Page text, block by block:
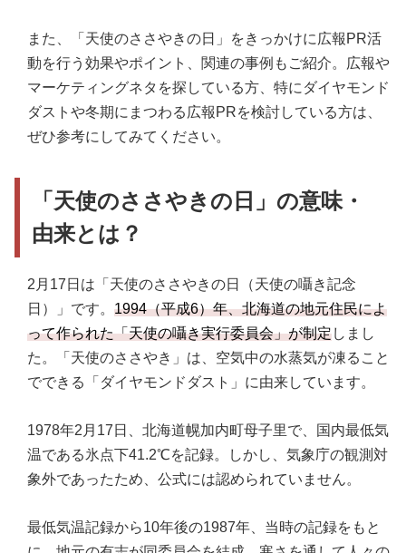
また、「天使のささやきの日」をきっかけに広報PR活
動を行う効果やポイント、関連の事例もご紹介。広報や
マーケティングネタを探している方、特にダイヤモンド
ダストや冬期にまつわる広報PRを検討している方は、
ぜひ参考にしてみてください。
「天使のささやきの日」の意味・
由来とは？
2月17日は「天使のささやきの日（天使の囁き記念
日）」です。 1994（平成6）年、北海道の地元住民によ
って作られた「天使の囁き実行委員会」が制定しまし
た。「天使のささやき」は、空気中の水蒸気が凍ること
でできる「ダイヤモンドダスト」に由来しています。
1978年2月17日、北海道幌加内町母子里で、国内最低気
温である氷点下41.2℃を記録。しかし、気象庁の観測対
象外であったため、公式には認められていません。
最低気温記録から10年後の1987年、当時の記録をもと